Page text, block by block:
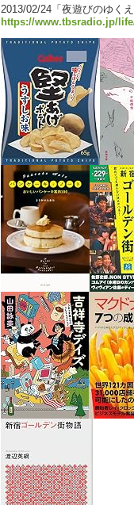
2013/02/24「夜遊びのゆく
https://www.tbsradio.jp/